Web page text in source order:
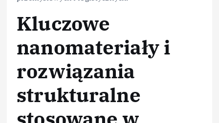
Kluczowe
nanomateriały i
rozwiązania
strukturalne